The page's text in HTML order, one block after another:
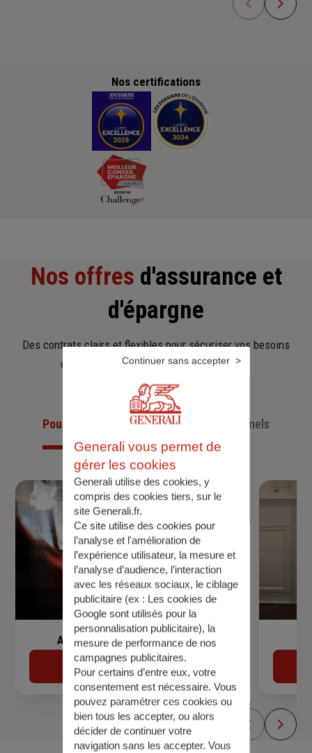
Nos certifications
Nos offres d'assurance et
d'épargne
Des contrats clairs et flexibles pour sécuriser vos besoins
d’aujourd’hui et anticiper ceux de demain.
Pour les particuliersPour les professionnels
Assurance de prêt immobilier
Découvrir
Generali vous permet de
gérer les cookies
Generali utilise des cookies, y
compris des cookies tiers, sur le
site Generali.fr.
Ce site utilise des cookies pour
l’analyse et l'amélioration de
l’expérience utilisateur, la mesure et
l’analyse d’audience, l’interaction
avec les réseaux sociaux, le ciblage
publicitaire (ex : Les cookies de
Google sont utilisés pour la
personnalisation publicitaire), la
mesure de performance de nos
campagnes publicitaires.
Pour certains d’entre eux, votre
consentement est nécessaire. Vous
pouvez paramétrer ces cookies ou
bien tous les accepter, ou alors
décider de continuer votre
navigation sans les accepter. Vous
Continuer sans accepter